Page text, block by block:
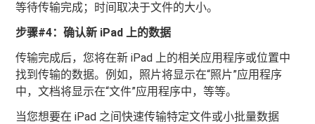
等待传输完成；时间取决于文件的大小。
步骤#4：确认新 iPad 上的数据
传输完成后，您将在新 iPad 上的相关应用程序或位置中
找到传输的数据。例如，照片将显示在“照片”应用程序
中，文档将显示在“文件”应用程序中，等等。
当您想要在 iPad 之间快速传输特定文件或小批量数据